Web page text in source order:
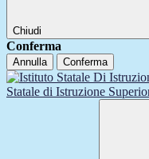
Chiudi
Conferma
Annulla Conferma
Statale di Istruzione